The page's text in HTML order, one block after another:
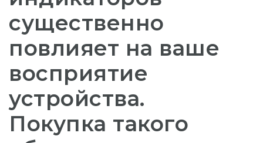
существенно
повлияет на ваше
восприятие
устройства.
Покупка такого